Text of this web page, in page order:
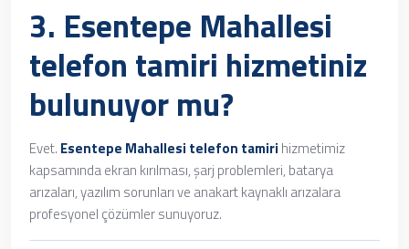
3. Esentepe Mahallesi
telefon tamiri hizmetiniz
bulunuyor mu?
Evet. Esentepe Mahallesi telefon tamiri hizmetimiz
kapsamında ekran kırılması, şarj problemleri, batarya
arızaları, yazılım sorunları ve anakart kaynaklı arızalara
profesyonel çözümler sunuyoruz.